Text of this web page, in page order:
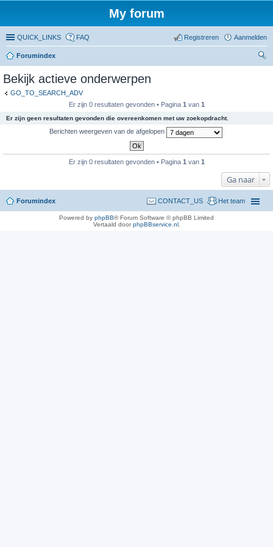
My forum
QUICK_LINKS FAQ Aanmelden
Registreren
Forumindex
Bekijk actieve onderwerpen
GO_TO_SEARCH_ADV
Er zijn 0 resultaten gevonden • Pagina 1 van 1
Er zijn geen resultaten gevonden die overeenkomen met uw zoekopdracht.
Berichten weergeven van de afgelopen
Er zijn 0 resultaten gevonden • Pagina 1 van 1
Ga naar
Forumindex Het team
CONTACT_US
Powered by phpBB® Forum Software © phpBB Limited
Vertaald doorphpBBservice.nl.